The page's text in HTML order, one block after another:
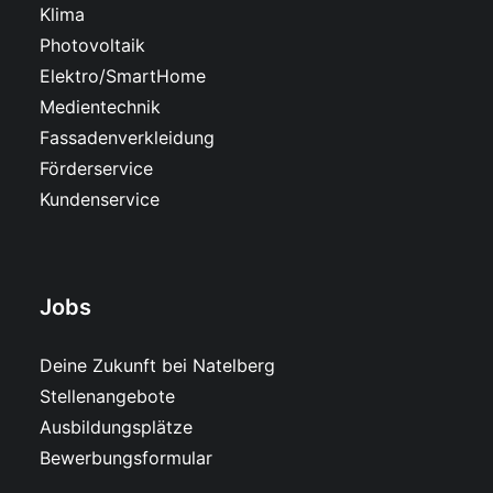
Klima
Photovoltaik
Elektro/SmartHome
Medientechnik
Fassadenverkleidung
Förderservice
Kundenservice
Jobs
Deine Zukunft bei Natelberg
Stellenangebote
Ausbildungsplätze
Bewerbungsformular